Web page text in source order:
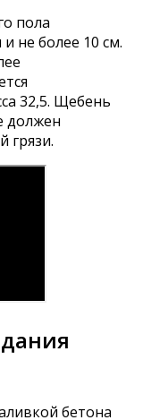
пола
не более 10 см.
32,5. Щебень
должен
грязи.